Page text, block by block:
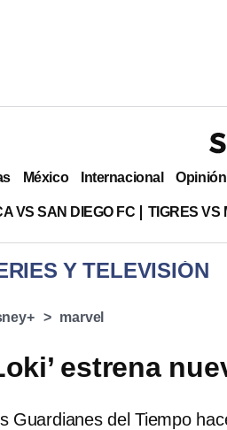
México Internacional Opinión
VS SAN DIEGO FC TIGRES VS
Y TELEVISIÓN
marvel
estrena
Guardianes del Tiempo